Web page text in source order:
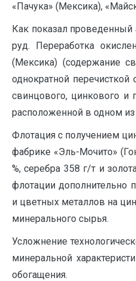
«Пачука» (Мексика),
Как показал проведенный
руд. Переработка
(Мексика) (содержание
однократной
свинцового, цинкового и
расположенной в одном
Флотация с получением
фабрике «Эль-Мочито»
%, серебра 358 г/т и
флотации дополнительно
и цветных металлов на
минерального сырья.
Усложнение
минеральной
обогащения.